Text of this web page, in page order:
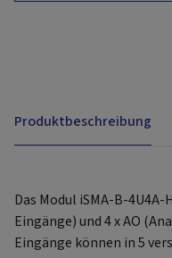
Produktbeschreibung
Das Modul iSMA-B-
Eingänge) und 4 x AO
Eingänge können in 5